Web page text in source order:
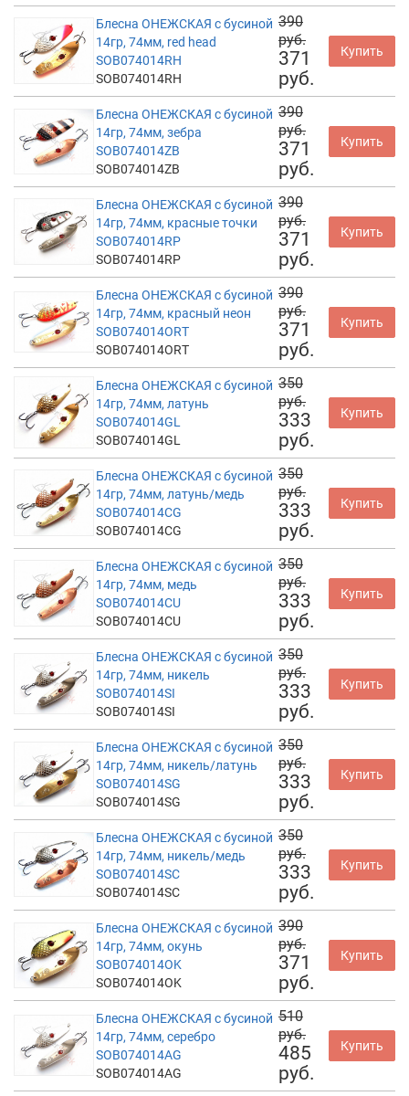
Блесна ОНЕЖСКАЯ с бусиной
14гр, 74мм, red head
SOB074014RH
SOB074014RH
390
руб.
371
руб.
Купить
Блесна ОНЕЖСКАЯ с бусиной
14гр, 74мм, зебра
SOB074014ZB
SOB074014ZB
390
руб.
371
руб.
Купить
Блесна ОНЕЖСКАЯ с бусиной
14гр, 74мм, красные точки
SOB074014RP
SOB074014RP
390
руб.
371
руб.
Купить
Блесна ОНЕЖСКАЯ с бусиной
14гр, 74мм, красный неон
SOB074014ORT
SOB074014ORT
390
руб.
371
руб.
Купить
Блесна ОНЕЖСКАЯ с бусиной
14гр, 74мм, латунь
SOB074014GL
SOB074014GL
350
руб.
333
руб.
Купить
Блесна ОНЕЖСКАЯ с бусиной
14гр, 74мм, латунь/медь
SOB074014CG
SOB074014CG
350
руб.
333
руб.
Купить
Блесна ОНЕЖСКАЯ с бусиной
14гр, 74мм, медь
SOB074014CU
SOB074014CU
350
руб.
333
руб.
Купить
Блесна ОНЕЖСКАЯ с бусиной
14гр, 74мм, никель
SOB074014SI
SOB074014SI
350
руб.
333
руб.
Купить
Блесна ОНЕЖСКАЯ с бусиной
14гр, 74мм, никель/латунь
SOB074014SG
SOB074014SG
350
руб.
333
руб.
Купить
Блесна ОНЕЖСКАЯ с бусиной
14гр, 74мм, никель/медь
SOB074014SC
SOB074014SC
350
руб.
333
руб.
Купить
Блесна ОНЕЖСКАЯ с бусиной
14гр, 74мм, окунь
SOB074014OK
SOB074014OK
390
руб.
371
руб.
Купить
Блесна ОНЕЖСКАЯ с бусиной
14гр, 74мм, серебро
SOB074014AG
SOB074014AG
510
руб.
485
руб.
Купить